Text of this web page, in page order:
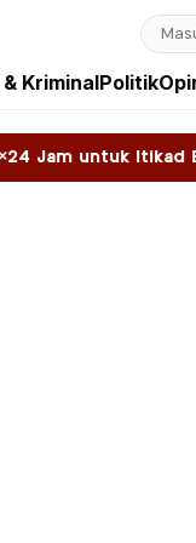
KriminalPolitik